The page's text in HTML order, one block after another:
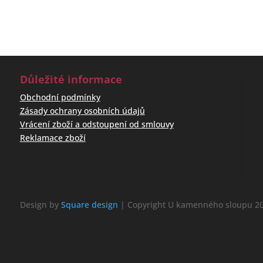
Důležité informace
Obchodní podmínky
Zásady ochrany osobních údajů
Vrácení zboží a odstoupení od smlouvy
Reklamace zboží
Design by Square design | Copyright U kamenného sloupu